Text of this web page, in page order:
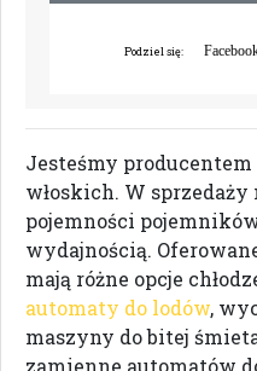
Podziel się:
Jesteśmy
włoskich. W
pojemności
wydajnością.
mają różne opcje
automaty do lodów,
maszyny do bitej
zamienne automatów